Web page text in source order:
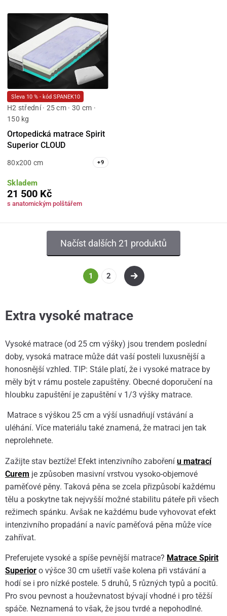
Sleva 10 % - kód SPANEK10
H2 střední · 25 cm · 30 cm ·
150 kg
Ortopedická matrace Spirit
Superior CLOUD
80x200 cm +9
Skladem
21 500 Kč
s anatomickým polštářem
Načíst dalších 21 produktů
1 2
Extra vysoké matrace
Vysoké matrace (od 25 cm výšky) jsou trendem poslední
doby, vysoká matrace může dát vaší posteli luxusnější a
honosnější vzhled. TIP: Stále platí, že i vysoké matrace by
měly být v rámu postele zapuštěny. Obecné doporučení na
hloubku zapuštění je zapuštění v 1/3 výšky matrace.
Matrace s výškou 25 cm a výší usnadňují vstávání a
uléhání. Více materiálu také znamená, že matraci jen tak
neprolehnete.
Zažijte stav beztíže! Efekt intenzivního zaboření u matrací
Curem je způsoben masivní vrstvou vysoko-objemové
paměťové pěny. Taková pěna se zcela přizpůsobí každému
tělu a poskytne tak nejvyšší možné stabilitu páteře při všech
režimech spánku. Avšak ne každému bude vyhovovat efekt
intenzivního propadání a navíc paměťová pěna může více
zahřívat.
Preferujete vysoké a spíše pevnější matrace? Matrace Spirit
Superior o výšce 30 cm ušetří vaše kolena při vstávání a
hodí se i pro nízké postele. 5 druhů, 5 různých typů a pocitů.
Pro svou pevnost a houževnatost bývají vhodné i pro těžší
spáče. Neznamená to však, že jsou tvrdé a nepohodlné.